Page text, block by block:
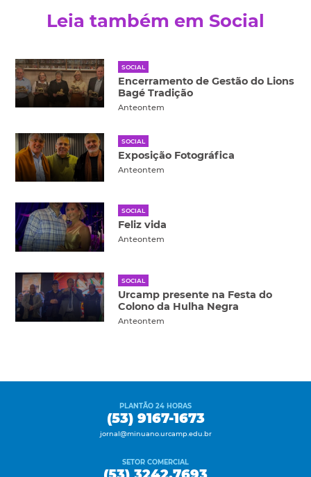
Leia também em Social
SOCIAL
Encerramento de Gestão do Lions
Bagé Tradição
Anteontem
SOCIAL
Exposição Fotográfica
Anteontem
SOCIAL
Feliz vida
Anteontem
SOCIAL
Urcamp presente na Festa do
Colono da Hulha Negra
Anteontem
PLANTÃO 24 HORAS
(53) 9167-1673
jornal@minuano.urcamp.edu.br
SETOR COMERCIAL